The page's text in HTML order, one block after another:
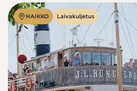
HAIKKO Laivakuljetus